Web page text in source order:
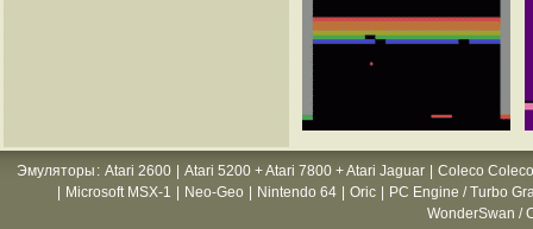
Эмуляторы : Atari 2600 Atari 5200 + Atari 7800 + Atari Jaguar
Coleco
Microsoft MSX-1 Neo-Geo Nintendo 64 Oric
PC Engine / Turbo
WonderSwan /